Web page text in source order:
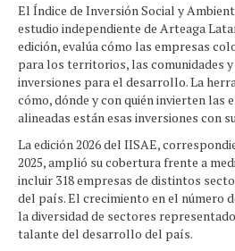
El Índice de Inversión Social y
estudio independiente de Arteaga
edición, evalúa cómo las empresas
para los territorios, las comunidades
inversiones para el desarrollo. La
cómo, dónde y con quién invierten las
alineadas están esas inversiones con
La edición 2026 del IISAE,
2025, amplió su cobertura frente a
incluir 318 empresas de distintos
del país. El crecimiento en el número
la diversidad de sectores
talante del desarrollo del país.